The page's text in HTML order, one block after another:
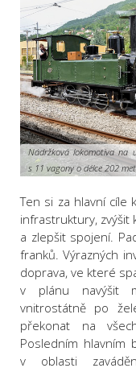
Nádržková lokomotiva na
s 11 vagony o délce 202
Ten si za hlavní cíle
infrastruktury, zvýšit
a zlepšit spojení.
franků. Výrazných
doprava, ve které
v plánu navýšit
vnitrostátně po
překonat na
Posledním hlavním
v oblasti